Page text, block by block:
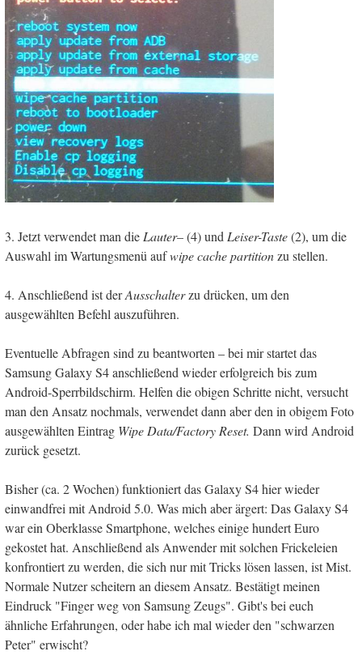
3. Jetzt verwendet man die Lauter– (4) und Leiser-Taste(2), um die
Auswahl im Wartungsmenü aufwipe cache partitionzu stellen.
4. Anschließend ist derAusschalterzu drücken, um den
ausgewählten Befehl auszuführen.
Eventuelle Abfragen sind zu beantworten – bei mir startet das
Samsung Galaxy S4 anschließend wieder erfolgreich bis zum
Android-Sperrbildschirm. Helfen die obigen Schritte nicht, versucht
man den Ansatz nochmals, verwendet dann aber den in obigem Foto
ausgewählten Eintrag Wipe Data/Factory Reset. Dann wird Android
zurück gesetzt.
Bisher (ca. 2 Wochen) funktioniert das Galaxy S4 hier wieder
einwandfrei mit Android 5.0. Was mich aber ärgert: Das Galaxy S4
war ein Oberklasse Smartphone, welches einige hundert Euro
gekostet hat. Anschließend als Anwender mit solchen Frickeleien
konfrontiert zu werden, die sich nur mit Tricks lösen lassen, ist Mist.
Normale Nutzer scheitern an diesem Ansatz. Bestätigt meinen
Eindruck "Finger weg von Samsung Zeugs". Gibt's bei euch
ähnliche Erfahrungen, oder habe ich mal wieder den "schwarzen
Peter" erwischt?